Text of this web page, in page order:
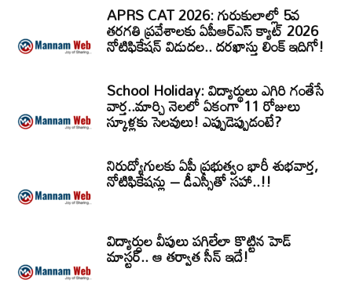
APRS CAT 2026: గురుకులాల్లో 5వ
తరగతి ప్రవేశాలకు ఏపీఆర్‌ఎస్‌ క్యాట్‌ 2026
నోటిఫికేషన్‌ విడుదల.. దరఖాస్తు లింక్‌ ఇదిగో!
School Holiday: విద్యార్థులు ఎగిరి గంతేసే
వార్త..మార్చి నెలలో ఏకంగా 11 రోజులు
స్కూళ్లకు సెలవులు! ఎప్పుడెప్పుడంటే?
నిరుద్యోగులకు ఏపీ ప్రభుత్వం భారీ శుభవార్త,
నోటిఫికేషన్లు – డీఎస్సీతో సహా..!!
విద్యార్ధుల వీపులు పగిలేలా కొట్టిన హెడ్
మాస్టర్.. ఆ తర్వాత సీన్‌ ఇదే!